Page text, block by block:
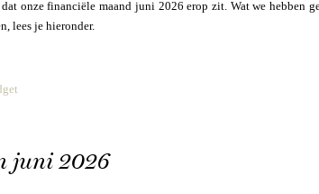
onze financiële maand juni 2026 erop zit. Wat we hebben
lees je hieronder.
juni 2026